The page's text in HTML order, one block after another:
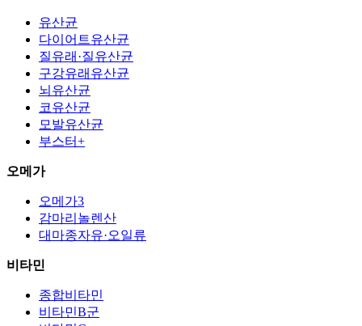
유산균
다이어트유산균
질유래·질유산균
구강유래유산균
뇌유산균
코유산균
모발유산균
부스터+
오메가
오메가3
감마리놀렌산
대마종자유·오일류
비타민
종합비타민
비타민B군